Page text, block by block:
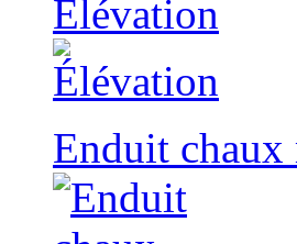
Élévation
Enduit chaux